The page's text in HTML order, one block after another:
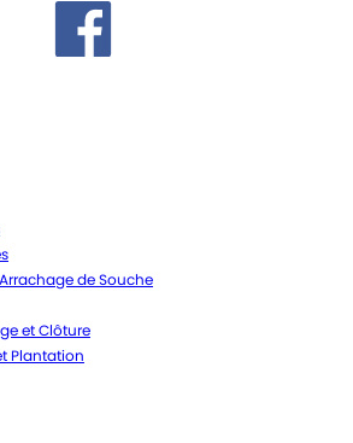
de Souche
et Clôture
Plantation